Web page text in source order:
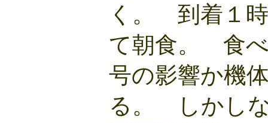
く。 到着１
て朝食。 食
号の影響か機
る。 しかし